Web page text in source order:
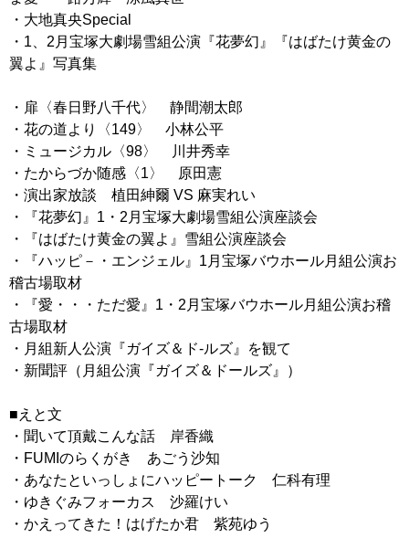
・大地真央Special
・1、2月宝塚大劇場雪組公演『花夢幻』『はばたけ黄金の
翼よ』写真集
・扉〈春日野八千代〉 静間潮太郎
・花の道より〈149〉 小林公平
・ミュージカル〈98〉 川井秀幸
・たからづか随感〈1〉 原田憲
・演出家放談 植田紳爾 VS 麻実れい
・『花夢幻』1・2月宝塚大劇場雪組公演座談会
・『はばたけ黄金の翼よ』雪組公演座談会
・『ハッピ－・エンジェル』1月宝塚バウホール月組公演お
稽古場取材
・『愛・・・ただ愛』1・2月宝塚バウホール月組公演お稽
古場取材
・月組新人公演『ガイズ＆ド-ルズ』を観て
・新聞評（月組公演『ガイズ＆ドールズ』）
■えと文
・聞いて頂戴こんな話 岸香織
・FUMIのらくがき あごう沙知
・あなたといっしょにハッピートーク 仁科有理
・ゆきぐみフォーカス 沙羅けい
・かえってきた！はげたか君 紫苑ゆう